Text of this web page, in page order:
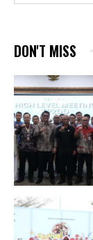
DON'T MISS